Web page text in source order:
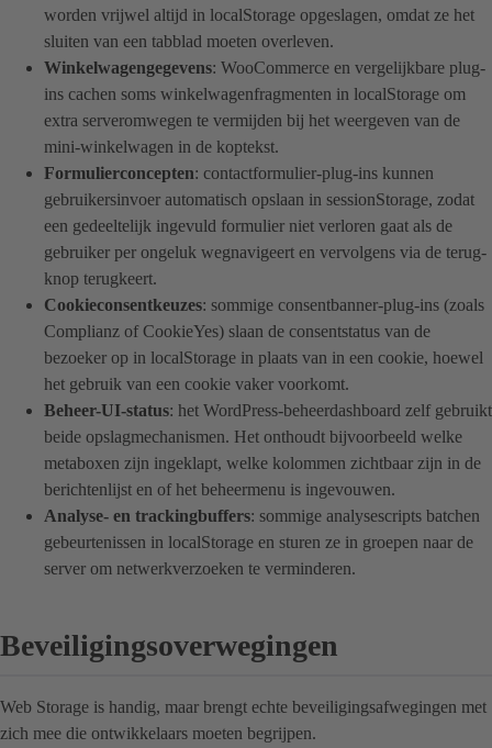
worden vrijwel altijd in localStorage opgeslagen, omdat ze het
sluiten van een tabblad moeten overleven.
Winkelwagengegevens: WooCommerce en vergelijkbare plug-
ins cachen soms winkelwagenfragmenten in localStorage om
extra serveromwegen te vermijden bij het weergeven van de
mini-winkelwagen in de koptekst.
Formulierconcepten: contactformulier-plug-ins kunnen
gebruikersinvoer automatisch opslaan in sessionStorage, zodat
een gedeeltelijk ingevuld formulier niet verloren gaat als de
gebruiker per ongeluk wegnavigeert en vervolgens via de terug-
knop terugkeert.
Cookieconsentkeuzes: sommige consentbanner-plug-ins (zoals
Complianz of CookieYes) slaan de consentstatus van de
bezoeker op in localStorage in plaats van in een cookie, hoewel
het gebruik van een cookie vaker voorkomt.
Beheer-UI-status: het WordPress-beheerdashboard zelf gebruikt
beide opslagmechanismen. Het onthoudt bijvoorbeeld welke
metaboxen zijn ingeklapt, welke kolommen zichtbaar zijn in de
berichtenlijst en of het beheermenu is ingevouwen.
Analyse- en trackingbuffers: sommige analysescripts batchen
gebeurtenissen in localStorage en sturen ze in groepen naar de
server om netwerkverzoeken te verminderen.
Beveiligingsoverwegingen
Web Storage is handig, maar brengt echte beveiligingsafwegingen met
zich mee die ontwikkelaars moeten begrijpen.